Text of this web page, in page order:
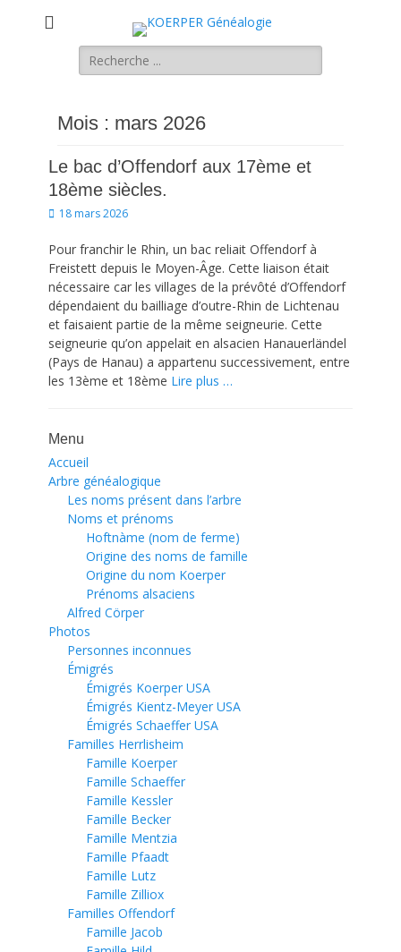
KOERPER
La généalogie Koerper, Herrlisheim.
Rechercher :
Mois : mars 2026
Le bac d’Offendorf aux 17ème et
18ème siècles.
Posted
18 mars 2026
Pour franchir le Rhin, un bac reliait Offendorf à
Freistett depuis le Moyen-Âge. Cette liaison était
nécessaire car les villages de la prévôté d’Offendorf
dépendaient du bailliage d’outre-Rhin de Lichtenau
et faisaient partie de la même seigneurie. Cette
seigneurie qu’on appelait en alsacien Hanauerländel
(Pays de Hanau) a appartenu successivement, entre
les 13ème et 18ème Lire plus …
Menu
Accueil
Arbre généalogique
Les noms présent dans l’arbre
Noms et prénoms
Hoftnàme (nom de ferme)
Origine des noms de famille
Origine du nom Koerper
Prénoms alsaciens
Alfred Cörper
Photos
Personnes inconnues
Émigrés
Émigrés Koerper USA
Émigrés Kientz-Meyer USA
Émigrés Schaeffer USA
Familles Herrlisheim
Famille Koerper
Famille Schaeffer
Famille Kessler
Famille Becker
Famille Mentzia
Famille Pfaadt
Famille Lutz
Famille Zilliox
Familles Offendorf
Famille Jacob